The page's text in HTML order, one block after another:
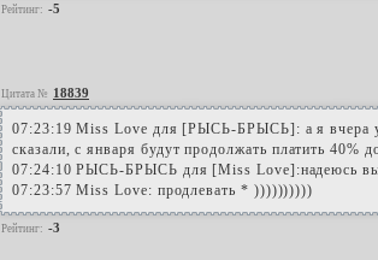
Рейтинг: -5
Цитата № 18839
07:23:19 Miss Love для [РЫСЬ-БРЫСЬ]: а я вчера
сказали, с января будут продолжать платить 40%
07:24:10 РЫСЬ-БРЫСЬ для [Miss Love]:надеюсь вы
07:23:57 Miss Love: продлевать * ))))))))))
Рейтинг: -3